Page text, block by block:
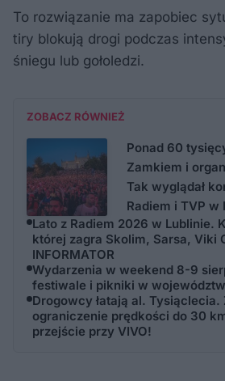
To rozwiązanie ma zapobiec
tiry blokują drogi podczas
śniegu lub gołoledzi.
ZOBACZ RÓWNIEŻ
Ponad 60
Zamkiem i
Tak wyglądał
Radiem i TVP w
Lato z Radiem 2026 w Lublinie.
której zagra Skolim, Sarsa, Viki
INFORMATOR
Wydarzenia w weekend 8-9
festiwale i pikniki w
Drogowcy łatają al. Tysiąclecia.
ograniczenie prędkości do 30
przejście przy VIVO!